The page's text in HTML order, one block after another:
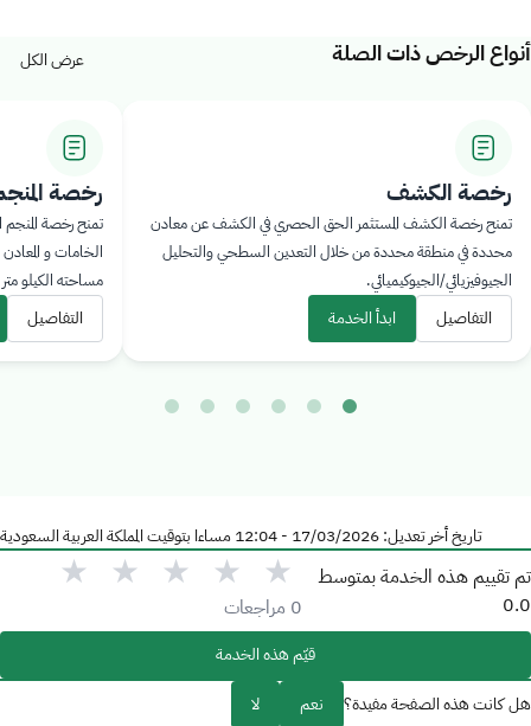
الرخص ذات الصلة عرض الكل
رخصة الكشف
تمنح رخصة الكشف المستثمر الحق الحصري في الكشف عن معادن
محددة في منطقة محددة من خلال التعدين السطحي والتحليل
الجيوفيزيائي/الجيوكيميائي.
التفاصيل ابدأ الخدمة
رخصة
تمنح رخصة المنجم
الخامات و المعادن
مساحته الكيلو متر
التفاصيل
تاريخ أخر تعديل: 17/03/2026 - 12:04 مساءا بتوقيت المملكة العربية السعودية
تقييم هذه الخدمة بمتوسط
★
★
★
★
★
مراجعات
قيّم هذه الخدمة
كانت هذه الصفحة مفيدة؟
نعم